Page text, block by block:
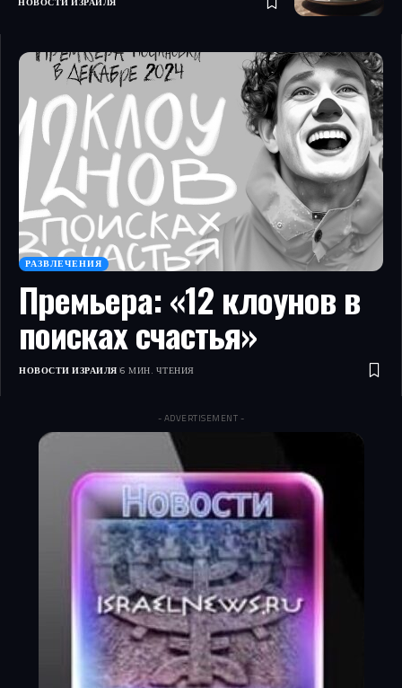
РАЗВЛЕЧЕНИЯ
Премьера: «12 клоунов в
поисках счастья»
НОВОСТИ ИЗРАИЛЯ 6 МИН. ЧТЕНИЯ
- ADVERTISEMENT -